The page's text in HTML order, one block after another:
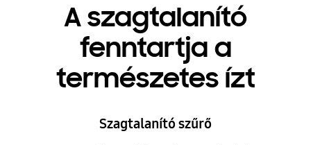
A szagtalanító
fenntartja a
természetes ízt
Szagtalanító szűrő